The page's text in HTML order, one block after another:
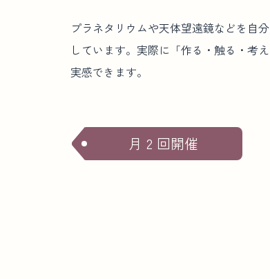
プラネタリウムや天体望遠鏡などを自
しています。実際に「作る・触る・考
実感できます。
月 2 回開催